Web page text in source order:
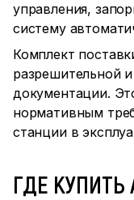
управления,
систему
Комплект
разрешительной
документации.
нормативным
станции в
ГДЕ